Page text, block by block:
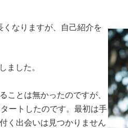
なりますが、自己紹介を
ました。
ことは無かったのですが、
ートしたのです。最初は手
く出会いは見つかりません